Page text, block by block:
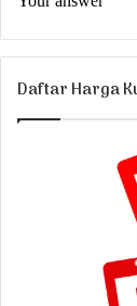
Daftar Harga